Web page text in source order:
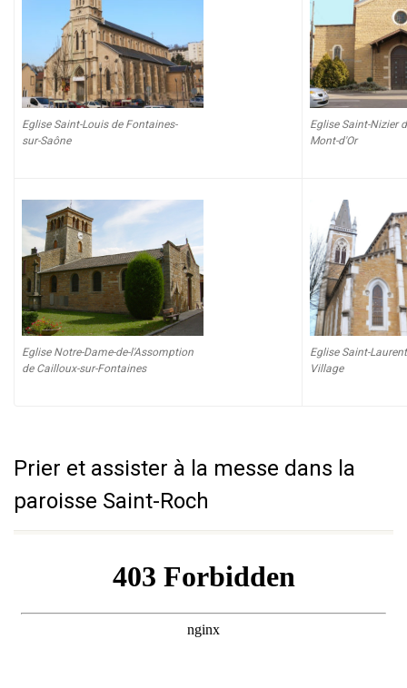
Eglise Saint-Louis de Fontaines-
sur-Saône
Eglise Saint-Nizier
Mont-d'Or
Eglise Notre-Dame-de-l'Assomption
de Cailloux-sur-Fontaines
Eglise Saint-
Village
Prier et assister à la messe dans la
paroisse Saint-Roch